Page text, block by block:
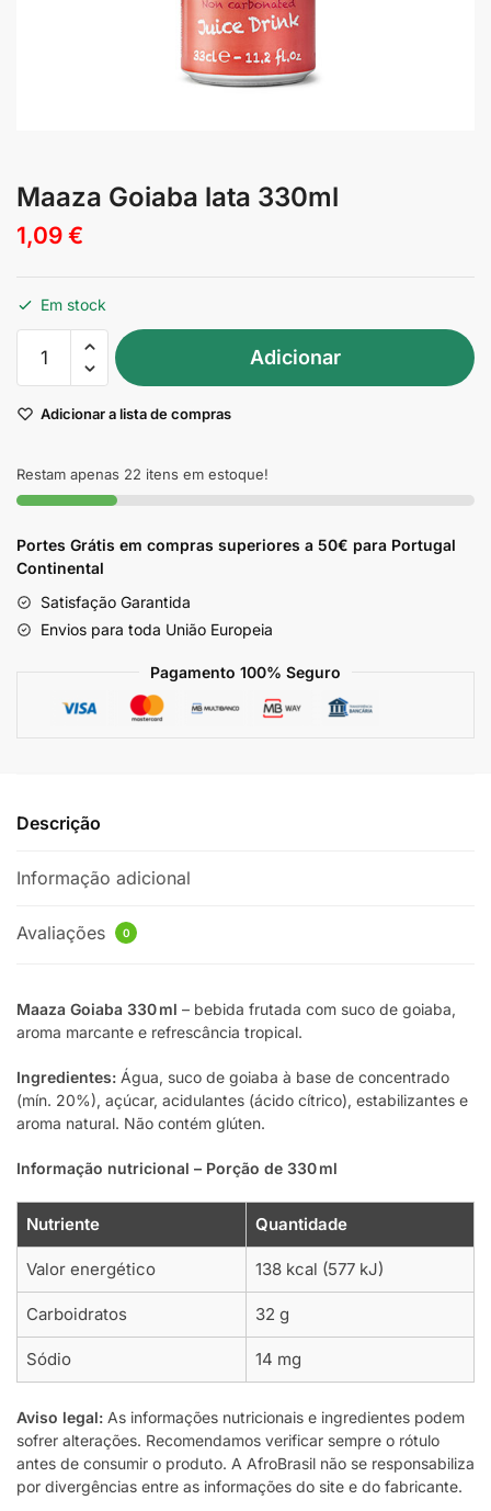
Maaza Goiaba lata 330ml
1,09 €
Em stock
Quantidade
Goiaba
330ml
Adicionar
Adicionar a lista de compras
Restam apenas 22 itens em estoque!
Portes Grátis em compras superiores a 50€ para Portugal
Continental
Satisfação Garantida
Envios para toda União Europeia
Pagamento 100% Seguro
Descrição
Informação adicional
Avaliações 0
Maaza Goiaba 330 ml – bebida frutada com suco de goiaba,
aroma marcante e refrescância tropical.
Ingredientes: Água, suco de goiaba à base de concentrado
(mín. 20%), açúcar, acidulantes (ácido cítrico), estabilizantes e
aroma natural. Não contém glúten.
Informação nutricional – Porção de 330 ml
Nutriente Quantidade
Valor energético 138 kcal (577 kJ)
Carboidratos 32 g
Sódio 14 mg
Aviso legal: As informações nutricionais e ingredientes podem
sofrer alterações. Recomendamos verificar sempre o rótulo
antes de consumir o produto. A AfroBrasil não se responsabiliza
por divergências entre as informações do site e do fabricante.